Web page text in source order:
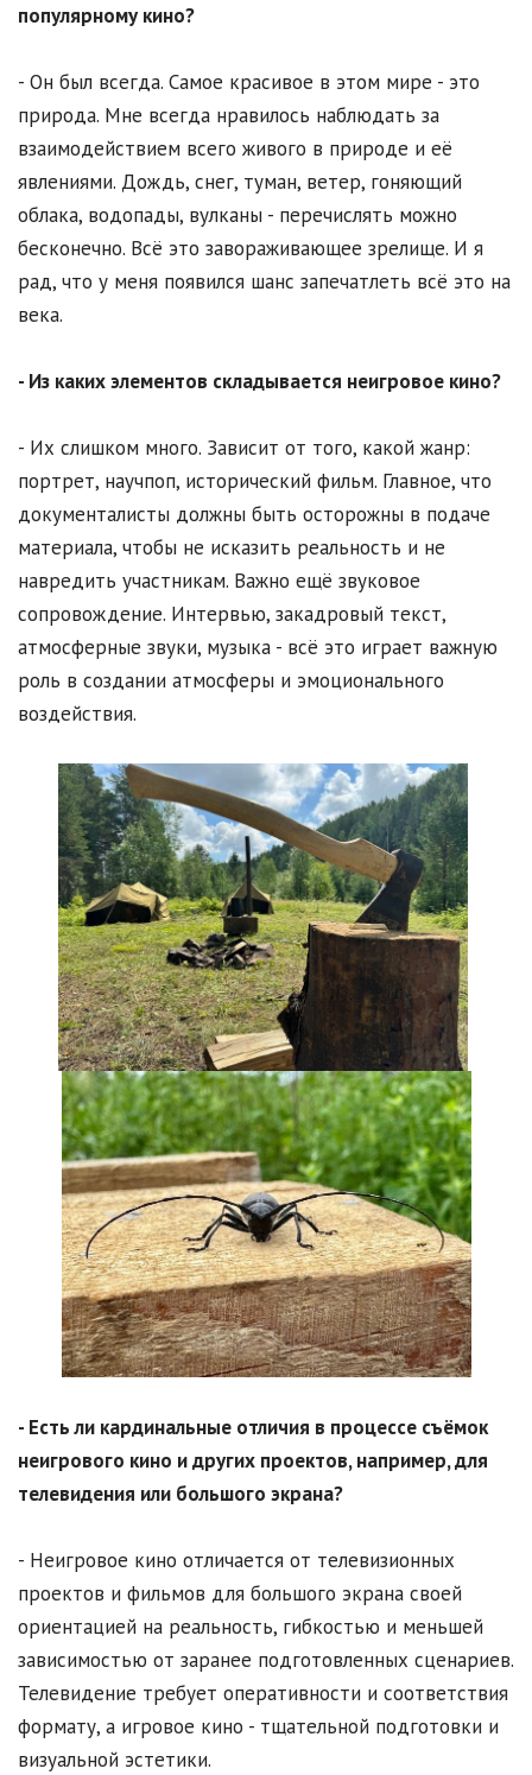
популярному кино?
- Он был всегда. Самое красивое в этом мире - это
природа. Мне всегда нравилось наблюдать за
взаимодействием всего живого в природе и её
явлениями. Дождь, снег, туман, ветер, гоняющий
облака, водопады, вулканы - перечислять можно
бесконечно. Всё это завораживающее зрелище. И я
рад, что у меня появился шанс запечатлеть всё это на
века.
- Из каких элементов складывается неигровое кино?
- Их слишком много. Зависит от того, какой жанр:
портрет, научпоп, исторический фильм. Главное, что
документалисты должны быть осторожны в подаче
материала, чтобы не исказить реальность и не
навредить участникам. Важно ещё звуковое
сопровождение. Интервью, закадровый текст,
атмосферные звуки, музыка - всё это играет важную
роль в создании атмосферы и эмоционального
воздействия.
- Есть ли кардинальные отличия в процессе съёмок
неигрового кино и других проектов, например, для
телевидения или большого экрана?
- Неигровое кино отличается от телевизионных
проектов и фильмов для большого экрана своей
ориентацией на реальность, гибкостью и меньшей
зависимостью от заранее подготовленных сценариев.
Телевидение требует оперативности и соответствия
формату, а игровое кино - тщательной подготовки и
визуальной эстетики.